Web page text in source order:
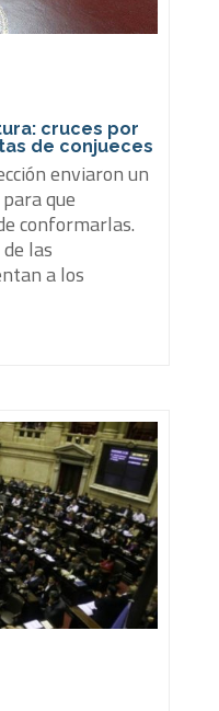
cruces por
de conjueces
enviaron un
que
conformarlas.
las
a los